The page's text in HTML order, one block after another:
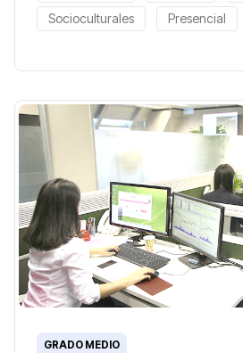
Socioculturales Presencial
GRADO MEDIO